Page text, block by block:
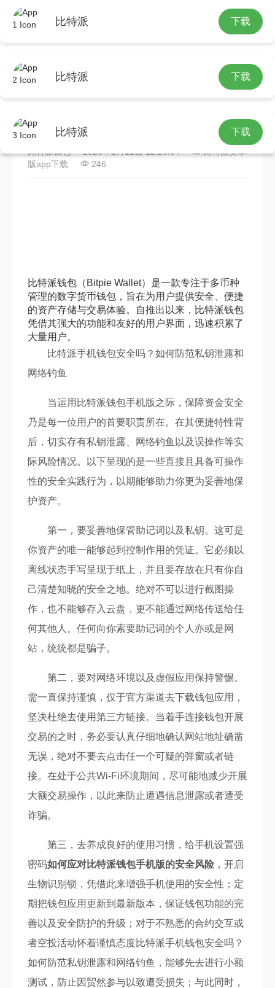
比特派 下载
比特派 下载
比特派 下载
何防范私钥泄露和网络钓鱼
比特派钱包 2026年2月11日 12:20:04
比特派安卓
版app下载
246
比特派钱包（Bitpie Wallet）是一款专注于多币种
管理的数字货币钱包，旨在为用户提供安全、便捷
的资产存储与交易体验。自推出以来，比特派钱包
凭借其强大的功能和友好的用户界面，迅速积累了
大量用户。
比特派手机钱包安全吗？如何防范私钥泄露和
网络钓鱼
当运用比特派钱包手机版之际，保障资金安全
乃是每一位用户的首要职责所在。在其便捷特性背
后，切实存有私钥泄露、网络钓鱼以及误操作等实
际风险情况。以下呈现的是一些直接且具备可操作
性的安全实践行为，以期能够助力你更为妥善地保
护资产。
第一，要妥善地保管助记词以及私钥。这可是
你资产的唯一能够起到控制作用的凭证。它必须以
离线状态手写呈现于纸上，并且要存放在只有你自
己清楚知晓的安全之地。绝对不可以进行截图操
作，也不能够存入云盘，更不能通过网络传送给任
何其他人。任何向你索要助记词的个人亦或是网
站，统统都是骗子。
第二，要对网络环境以及虚假应用保持警惕。
需一直保持谨慎，仅于官方渠道去下载钱包应用，
坚决杜绝去使用第三方链接。当着手连接钱包开展
交易的之时，务必要认真仔细地确认网站地址确凿
无误，绝对不要去点击任一个可疑的弹窗或者链
接。在处于公共Wi-Fi环境期间，尽可能地减少开展
大额交易操作，以此来防止遭遇信息泄露或者遭受
诈骗。
第三，去养成良好的使用习惯，给手机设置强
密码如何应对比特派钱包手机版的安全风险，开启
生物识别锁，凭借此来增强手机使用的安全性；定
期把钱包应用更新到最新版本，保证钱包功能的完
善以及安全防护的升级；对于不熟悉的合约交互或
者空投活动怀着谨慎态度比特派手机钱包安全吗？
如何防范私钥泄露和网络钓鱼，能够先去进行小额
测试，防止因贸然参与以致遭受损失；与此同时，